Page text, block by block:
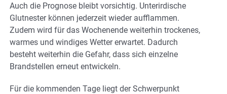
Auch die Prognose bleibt vorsichtig. Unterirdische
Glutnester können jederzeit wieder aufflammen.
Zudem wird für das Wochenende weiterhin trockenes,
warmes und windiges Wetter erwartet. Dadurch
besteht weiterhin die Gefahr, dass sich einzelne
Brandstellen erneut entwickeln.
Für die kommenden Tage liegt der Schwerpunkt